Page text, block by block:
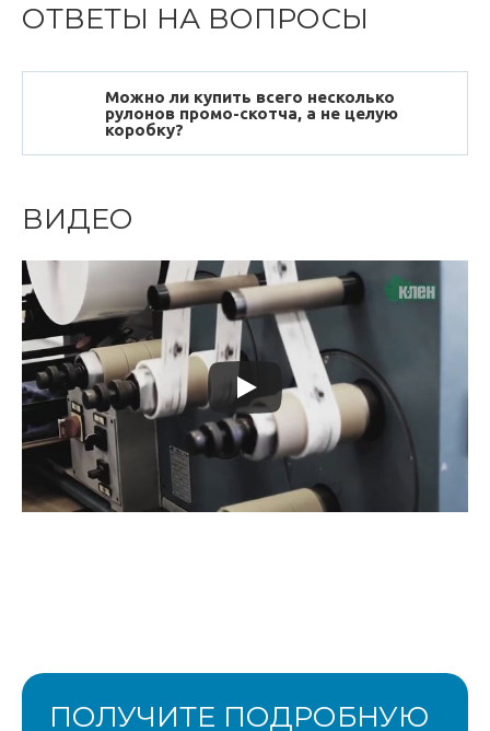
ОТВЕТЫ НА ВОПРОСЫ
Можно ли купить всего несколько
рулонов промо-скотча, а не целую
коробку?
ВИДЕО
ПОЛУЧИТЕ ПОДРОБНУЮ